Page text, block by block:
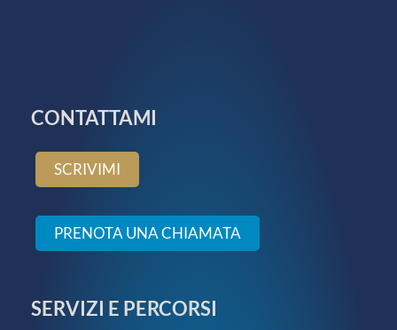
CONTATTAMI
SCRIVIMI
PRENOTA UNA CHIAMATA
SERVIZI E PERCORSI